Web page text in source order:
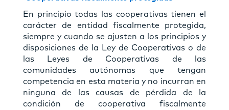
En principio todas las cooperativas tienen el
carácter de entidad fiscalmente protegida,
siempre y cuando se ajusten a los principios y
disposiciones de la Ley de Cooperativas o de
las Leyes de Cooperativas de las
comunidades autónomas que tengan
competencia en esta materia y no incurran en
ninguna de las causas de pérdida de la
condición de cooperativa fiscalmente